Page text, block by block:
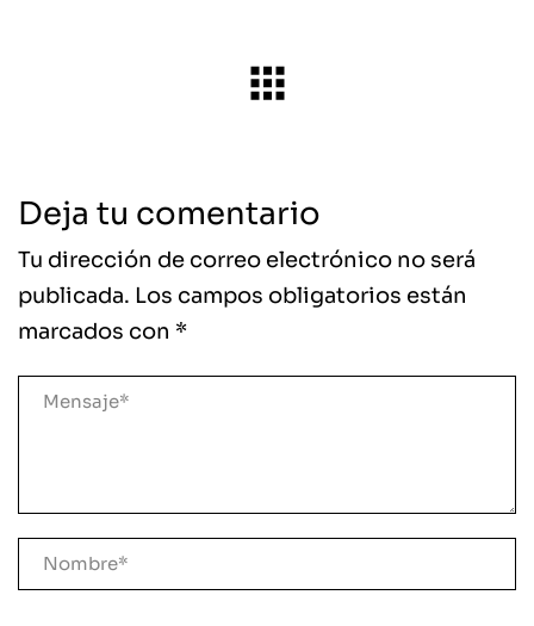
Deja tu comentario
Tu dirección de correo electrónico no será
publicada. Los campos obligatorios están
marcados con *